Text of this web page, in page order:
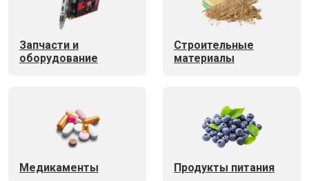
Запчасти и
оборудование
Строительные
материалы
Медикаменты Продукты питания